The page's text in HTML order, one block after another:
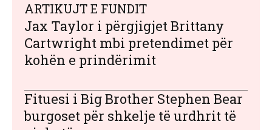
ARTIKUJT E FUNDIT
Jax Taylor i përgjigjet Brittany
Cartwright mbi pretendimet për
kohën e prindërimit
Fituesi i Big Brother Stephen Bear
burgoset për shkelje të urdhrit të